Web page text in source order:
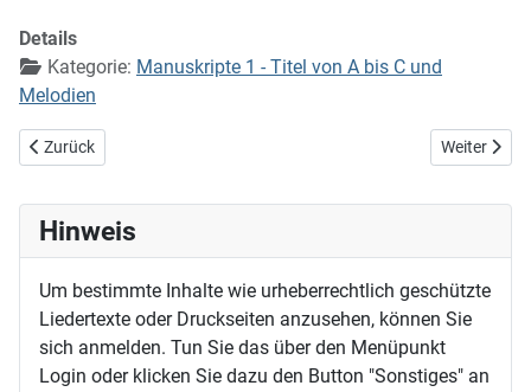
Details
Kategorie: Manuskripte 1 - Titel von A bis C und
Melodien
Vorheriger Beitrag: Ein Stern mit hellem Glänzen
Zurück Nächster
Weiter
Hinweis
Um bestimmte Inhalte wie urheberrechtlich geschützte
Liedertexte oder Druckseiten anzusehen, können Sie
sich anmelden. Tun Sie das über den Menüpunkt
Login oder klicken Sie dazu den Button "Sonstiges" an